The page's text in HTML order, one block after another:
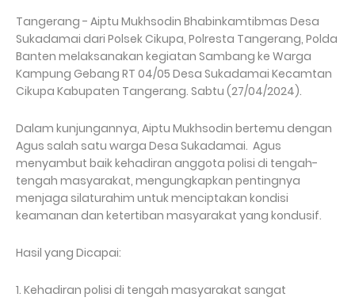
Tangerang - Aiptu Mukhsodin Bhabinkamtibmas Desa
Sukadamai dari Polsek Cikupa, Polresta Tangerang, Polda
Banten melaksanakan kegiatan Sambang ke Warga
Kampung Gebang RT 04/05 Desa Sukadamai Kecamtan
Cikupa Kabupaten Tangerang. Sabtu (27/04/2024).
Dalam kunjungannya, Aiptu Mukhsodin bertemu dengan
Agus salah satu warga Desa Sukadamai. Agus
menyambut baik kehadiran anggota polisi di tengah-
tengah masyarakat, mengungkapkan pentingnya
menjaga silaturahim untuk menciptakan kondisi
keamanan dan ketertiban masyarakat yang kondusif.
Hasil yang Dicapai:
1. Kehadiran polisi di tengah masyarakat sangat